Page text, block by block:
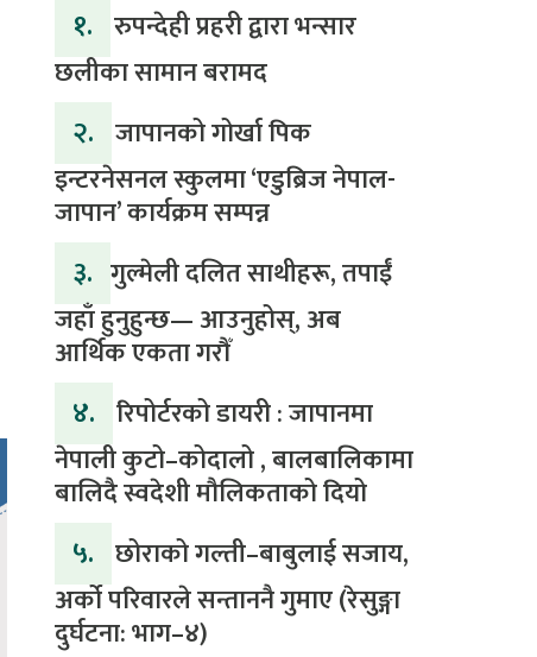
१. रुपन्देही प्रहरी द्वारा भन्सार
छलीका सामान बरामद
२. जापानको गोर्खा पिक
इन्टरनेसनल स्कुलमा ‘एडुब्रिज नेपाल-
जापान’ कार्यक्रम सम्पन्न
३. ​गुल्मेली दलित साथीहरू, तपाईं
जहाँ हुनुहुन्छ— आउनुहोस्, अब
आर्थिक एकता गरौँ
४. रिपोर्टरको डायरी : जापानमा
नेपाली कुटो–कोदालो , बालबालिकामा
बालिदै स्वदेशी मौलिकताको दियो
५. ‎​छोराको गल्ती–बाबुलाई सजाय,
अर्को परिवारले सन्ताननै गुमाए (रेसुङ्गा
दुर्घटना: भाग–४) ‎